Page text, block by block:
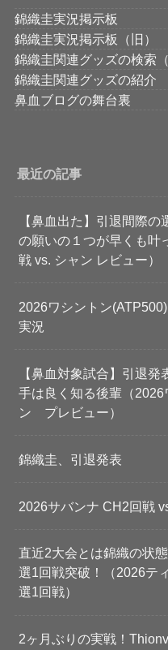
錦織圭実況掲示板
錦織圭実況掲示板（旧）
錦織圭関連グッズの検索（
錦織圭関連グッズの紹介
鼻血ブログの舞台裏
最近の記事
【鼻血出た】引退間際
の願いの１つが早くも叶
戦 vs. シャン レビュー）
2026ワシントン
実況
【鼻血対象試合】引退
手は良く知る後輩（
ン プレビュー）
錦織圭、引退発表
2026サバンナ CH2回戦
直近2大会とは錦織の状
選1回戦突破！（2026テ
選1回戦）
2ヶ月ぶりの実戦！